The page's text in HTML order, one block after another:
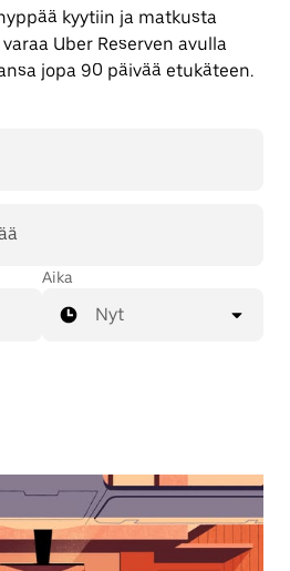
kyytiin ja matkusta
Uber Reserven avulla
jopa 90 päivää etukäteen.
Aika
Nyt